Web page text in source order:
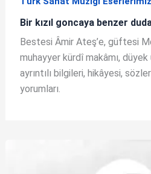
Bir kızıl goncaya benzer
Bestesi Âmir Ateş’e, güftesi
muhayyer kürdî makâmı, düyek
ayrıntılı bilgileri, hikâyesi,
yorumları.